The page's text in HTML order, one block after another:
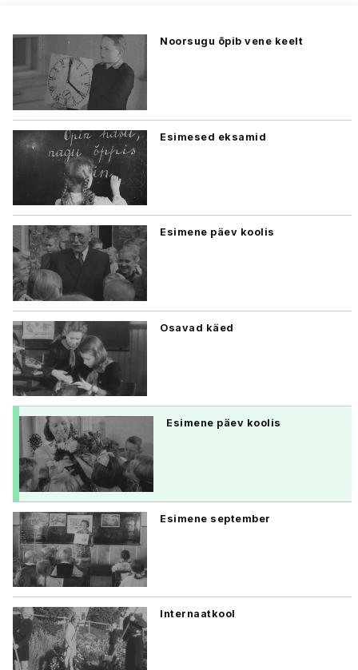
Noorsugu õpib vene keelt
Esimesed eksamid
Esimene päev koolis
Osavad käed
Esimene päev koolis
Esimene september
Internaatkool